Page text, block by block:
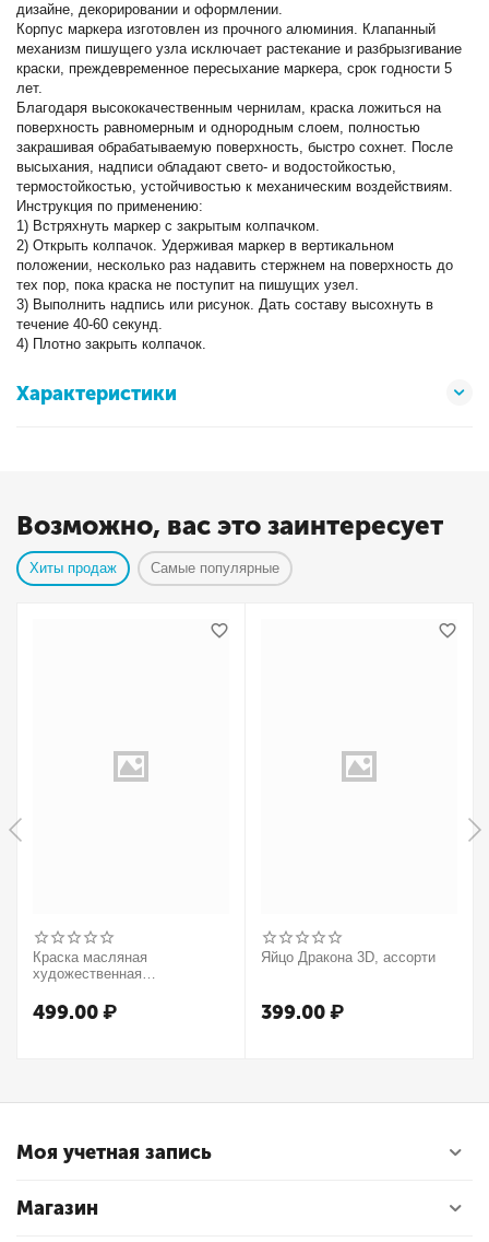
дизайне, декорировании и оформлении.
Корпус маркера изготовлен из прочного алюминия. Клапанный
механизм пишущего узла исключает растекание и разбрызгивание
краски, преждевременное пересыхание маркера, срок годности 5
лет.
Благодаря высококачественным чернилам, краска ложиться на
поверхность равномерным и однородным слоем, полностью
закрашивая обрабатываемую поверхность, быстро сохнет. После
высыхания, надписи обладают свето- и водостойкостью,
термостойкостью, устойчивостью к механическим воздействиям.
Инструкция по применению:
1) Встряхнуть маркер с закрытым колпачком.
2) Открыть колпачок. Удерживая маркер в вертикальном
положении, несколько раз надавить стержнем на поверхность до
тех пор, пока краска не поступит на пишущих узел.
3) Выполнить надпись или рисунок. Дать составу высохнуть в
течение 40-60 секунд.
4) Плотно закрыть колпачок.
Характеристики
Возможно, вас это заинтересует
Хиты продаж Самые популярные
Краска масляная
художественная
37мл, туба, оранжевый
499.00₽
Яйцо Дракона 3D, ассорти
399.00₽
Моя учетная запись
Магазин